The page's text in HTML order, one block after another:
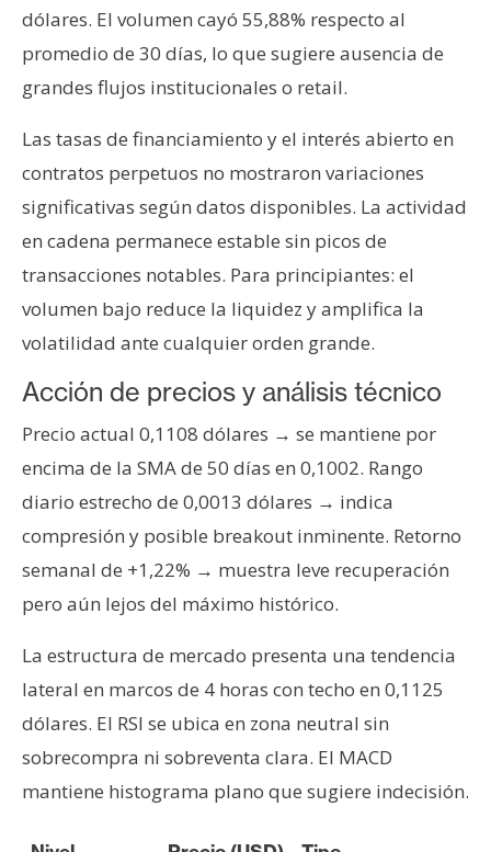
R
e
u
r
o
s
C
o
n
t
a
c
o
y
P
u
l
i
d
a
dólares. El volumen cayó 55,88% respecto al
promedio de 30 días, lo que sugiere ausencia de
grandes flujos institucionales o retail.
Las tasas de financiamiento y el interés abierto en
contratos perpetuos no mostraron variaciones
significativas según datos disponibles. La actividad
en cadena permanece estable sin picos de
transacciones notables. Para principiantes: el
volumen bajo reduce la liquidez y amplifica la
volatilidad ante cualquier orden grande.
Acción de precios y análisis técnico
Precio actual 0,1108 dólares → se mantiene por
encima de la SMA de 50 días en 0,1002. Rango
diario estrecho de 0,0013 dólares → indica
compresión y posible breakout inminente. Retorno
semanal de +1,22% → muestra leve recuperación
pero aún lejos del máximo histórico.
La estructura de mercado presenta una tendencia
lateral en marcos de 4 horas con techo en 0,1125
dólares. El RSI se ubica en zona neutral sin
sobrecompra ni sobreventa clara. El MACD
mantiene histograma plano que sugiere indecisión.